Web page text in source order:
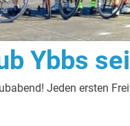
Ybbs
Jeden ersten